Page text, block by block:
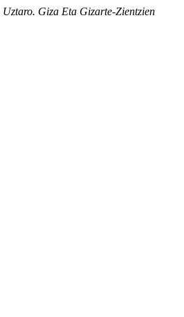
Uztaro. Giza Eta Gizarte-Zientzien